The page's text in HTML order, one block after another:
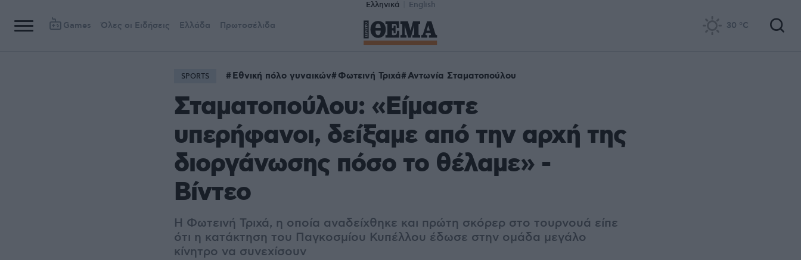
Ελληνικά English
Games Όλες οι Ειδήσεις Ελλάδα Πρωτοσέλιδα 30 °C
SPORTS Εθνική πόλο γυναικών Φωτεινή Τριχά Αντωνία Σταματοπούλου
Σταματοπούλου: «Είμαστε
υπερήφανοι, δείξαμε από την αρχή της
διοργάνωσης πόσο το θέλαμε» -
Βίντεο
Η Φωτεινή Τριχά, η οποία αναδείχθηκε και πρώτη σκόρερ στο τουρνουά είπε
ότι η κατάκτηση του Παγκοσμίου Κυπέλλου έδωσε στην ομάδα μεγάλο
κίνητρο να συνεχίσουν